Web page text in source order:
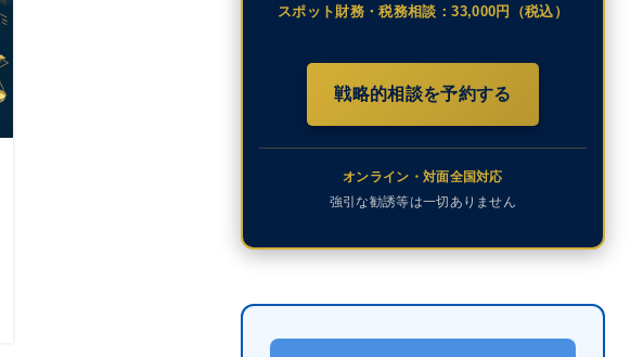
スポット財務・税務相談：33,000円（税込）
戦略的相談を予約する
オンライン・対面全国対応
強引な勧誘等は一切ありません